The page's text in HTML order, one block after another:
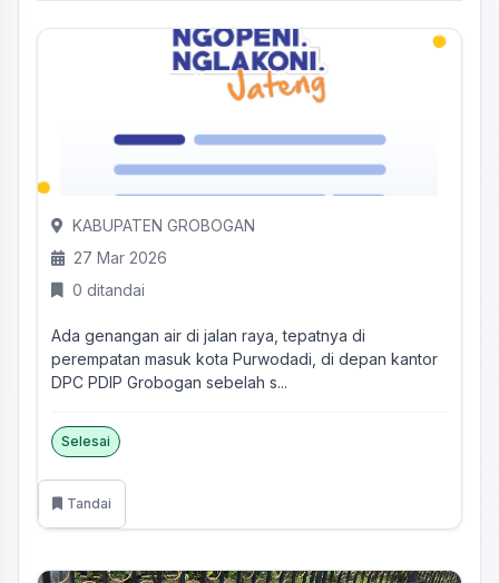
KABUPATEN GROBOGAN
27 Mar 2026
0 ditandai
Ada genangan air di jalan raya, tepatnya di
perempatan masuk kota Purwodadi, di depan kantor
DPC PDIP Grobogan sebelah s...
Selesai
Tandai